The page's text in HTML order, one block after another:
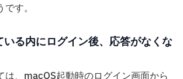
す。
いる内にログイン後、応答がなくな
は、macOS起動時のログイン画面から